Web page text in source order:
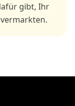
gibt, Ihr